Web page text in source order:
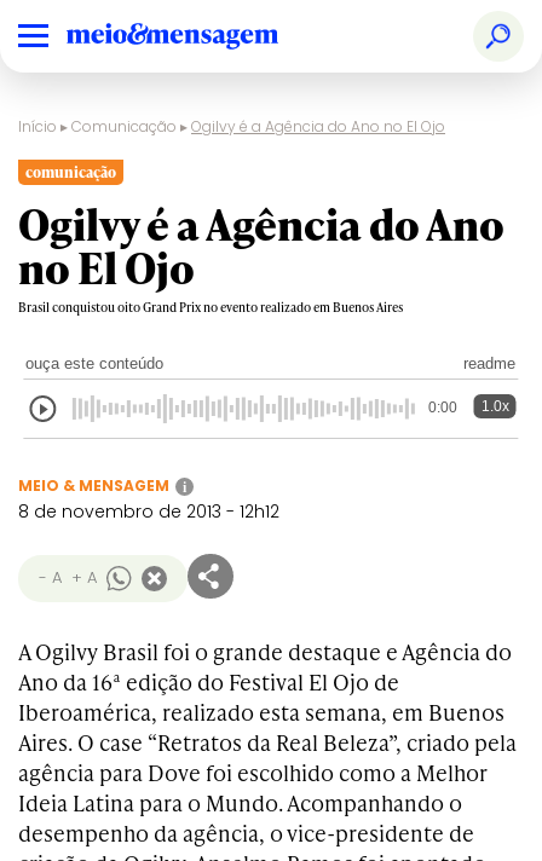
Início ▸Comunicação ▸Ogilvy é a Agência do Ano no El Ojo
comunicação
Ogilvy é a Agência do Ano
no El Ojo
Brasil conquistou oito Grand Prix no evento realizado em Buenos Aires
ouça este conteúdo readme
0:00 1.0x
MEIO & MENSAGEM i
8 de novembro de 2013 - 12h12
- A + A
A Ogilvy Brasil foi o grande destaque e Agência do
Ano da 16ª edição do Festival El Ojo de
Iberoamérica, realizado esta semana, em Buenos
Aires. O case “Retratos da Real Beleza”, criado pela
agência para Dove foi escolhido como a Melhor
Ideia Latina para o Mundo. Acompanhando o
desempenho da agência, o vice-presidente de